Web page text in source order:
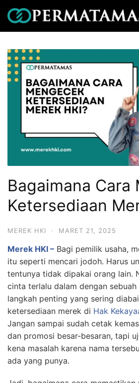
Bagaimana Cara
Ketersediaan
MEREK HKI · MARET 21, 2025
Merek HKI – Bagi pemilik usaha,
itu seperti mencari jodoh. Harus
tentunya tidak dipakai orang lain.
cinta terlalu dalam dengan sebuah
langkah penting yang sering
ketersediaan merek di Hak
Jangan sampai sudah cetak
dan promosi besar-besaran, tapi
kena masalah karena nama
ada yang punya.